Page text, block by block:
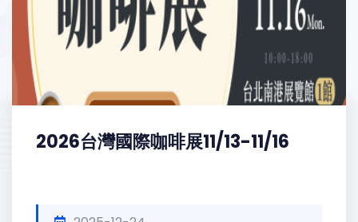
2026台灣國際咖啡展11/13-11/16